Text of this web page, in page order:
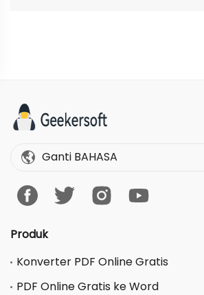
Ganti BAHASA
Produk
Konverter PDF Online Gratis
PDF Online Gratis ke Word